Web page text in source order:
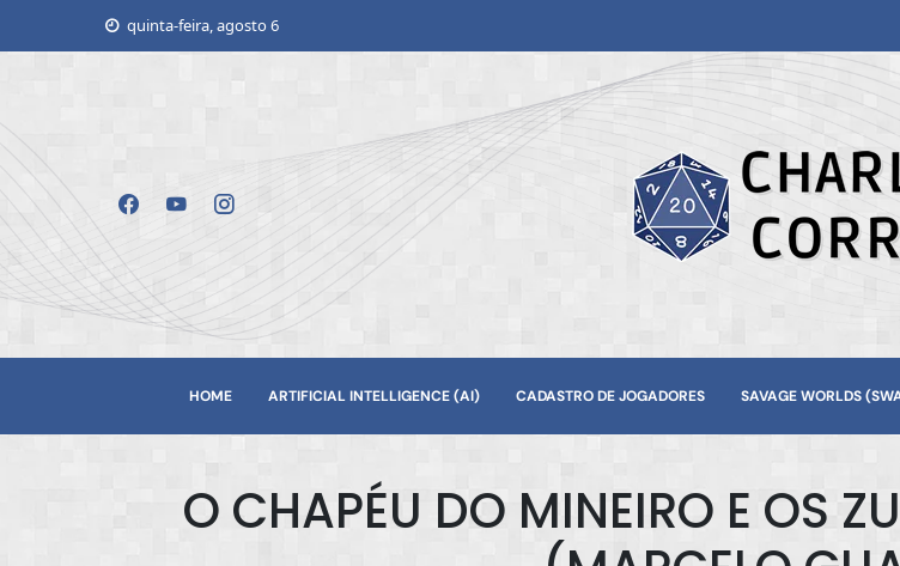
quinta-feira, agosto 6
HOME ARTIFICIAL INTELLIGENCE (AI) CADASTRO DE JOGADORES SAVAGE WORLDS
O CHAPÉU DO MINEIRO E OS